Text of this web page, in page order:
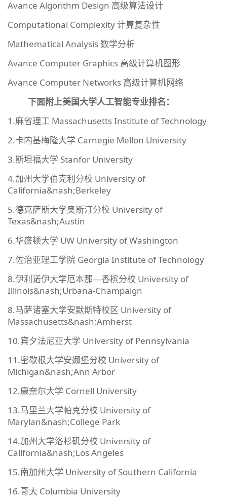
Avance Algorithm Design 高级算法设计
Computational Complexity 计算复杂性
Mathematical Analysis 数学分析
Avance Computer Graphics 高级计算机图形
Avance Computer Networks 高级计算机网络
下面附上美国大学人工智能专业排名：
1.麻省理工 Massachusetts Institute of Technology
2.卡内基梅隆大学 Carnegie Mellon University
3.斯坦福大学 Stanfor University
4.加州大学伯克利分校 University of
California&nash;Berkeley
5.德克萨斯大学奥斯汀分校 University of
Texas&nash;Austin
6.华盛顿大学 UW University of Washington
7.佐治亚理工学院 Georgia Institute of Technology
8.伊利诺伊大学厄本那—香槟分校 University of
Illinois&nash;Urbana-Champaign
8.马萨诸塞大学安默斯特校区 University of
Massachusetts&nash;Amherst
10.宾夕法尼亚大学 University of Pennsylvania
11.密歇根大学安娜堡分校 University of
Michigan&nash;Ann Arbor
12.康奈尔大学 Cornell University
13.马里兰大学帕克分校 University of
Marylan&nash;College Park
14.加州大学洛杉矶分校 University of
California&nash;Los Angeles
15.南加州大学 University of Southern California
16.哥大 Columbia University